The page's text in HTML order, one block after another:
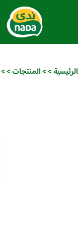
الرئيسية>
>المنتجات>
>